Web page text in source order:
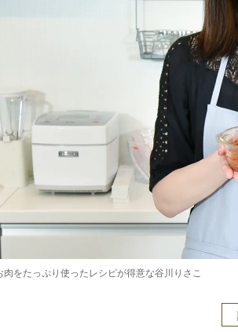
肉をたっぷり使ったレシピが得意な谷川りさこ